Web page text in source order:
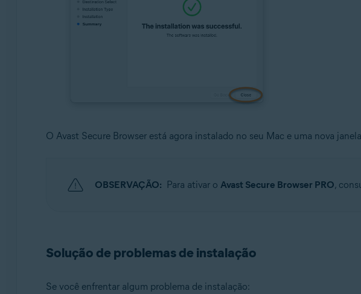
O Avast Secure Browser está agora instalado no seu Mac e uma nova
OBSERVAÇÃO: Para ativar o Avast Secure Browser PRO,
Solução de problemas de instalação
Se você enfrentar algum problema de instalação: